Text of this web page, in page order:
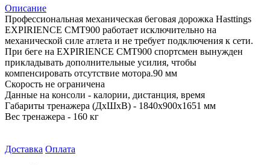
Описание
Профессиональная механическая беговая дорожка Hasttings
EXPIRIENCE CMT900 работает исключительно на
механической силе атлета и не требует подключения к сети.
При беге на EXPIRIENCE CMT900 спортсмен вынужден
прикладывать дополнительные усилия, чтобы
компенсировать отсутствие мотора.90 мм
Скорость не ограничена
Данные на консоли - калории, дистанция, время
Габариты тренажера (ДxШxВ) - 1840x900x1651 мм
Вес тренажера - 160 кг
Доставка Оплата